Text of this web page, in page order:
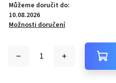
Můžeme doručit do:
10.08.2026
Možnosti doručení